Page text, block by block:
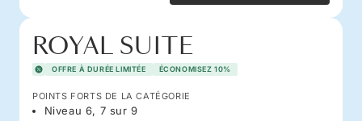
ROYAL SUITE
OFFRE À DURÉE LIMITÉE ÉCONOMISEZ 10%
POINTS FORTS DE LA CATÉGORIE
Niveau 6, 7 sur 9